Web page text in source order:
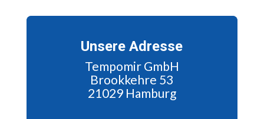
Unsere Adresse
Tempomir GmbH
Brookkehre 53
21029 Hamburg